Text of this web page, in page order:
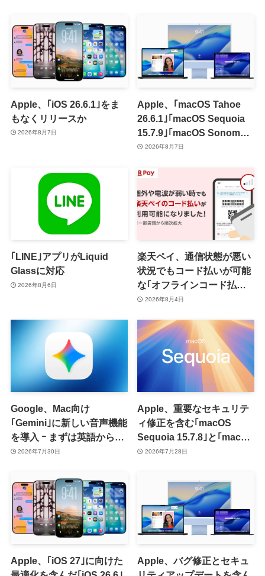
Apple、｢iOS 26.6.1｣をま
もなくリリースか
2026年8月7日
Apple、｢macOS Tahoe
26.6.1｣｢macOS Sequoia
15.7.9｣｢macOS Sonoma
14.8.9｣をリリース ｰ 画面共
2026年8月7日
｢LINE｣アプリがLiquid
Glassに対応
2026年8月6日
楽天ペイ、通信状態が悪い
状況でもコード払いが可能
な｢オフラインコード払い｣
を提供開始 ｰ まずはiOS版
2026年8月4日
Google、Mac向け
｢Gemini｣に新しい音声機能
を導入 ｰ まずは英語から対
応2026年7月30日
Apple、重要なセキュリテ
ィ修正を含む｢macOS
Sequoia 15.7.8｣と｢macOS
Sonoma 14.8.8｣をリリー
2026年7月28日
Apple、｢iOS 27｣に向けた
Apple、バグ修正とセキュ